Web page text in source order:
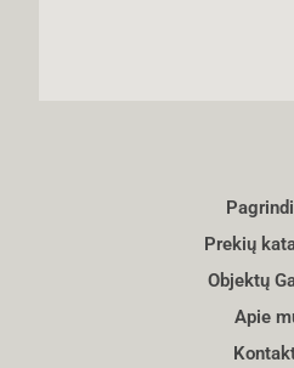
Prekių
Objektų
Apie